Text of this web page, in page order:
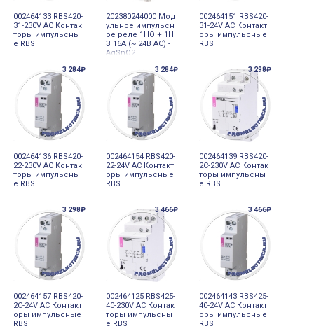
002464133 RBS420-
31-230V AC Контак
торы импульсны
е RBS
202380244000 Мод
ульное импульсн
ое реле 1НО + 1Н
З 16А (~ 24В AC) -
AgSnO2
002464151 RBS420-
31-24V AC Контакт
оры импульсные
RBS
3 284₽
002464136 RBS420-
22-230V AC Контак
торы импульсны
е RBS
3 284₽
002464154 RBS420-
22-24V AC Контакт
оры импульсные
RBS
3 298₽
002464139 RBS420-
2C-230V AC Контак
торы импульсны
е RBS
3 298₽
002464157 RBS420-
2C-24V AC Контакт
оры импульсные
RBS
3 466₽
002464125 RBS425-
40-230V AC Контак
торы импульсны
е RBS
3 466₽
002464143 RBS425-
40-24V AC Контакт
оры импульсные
RBS